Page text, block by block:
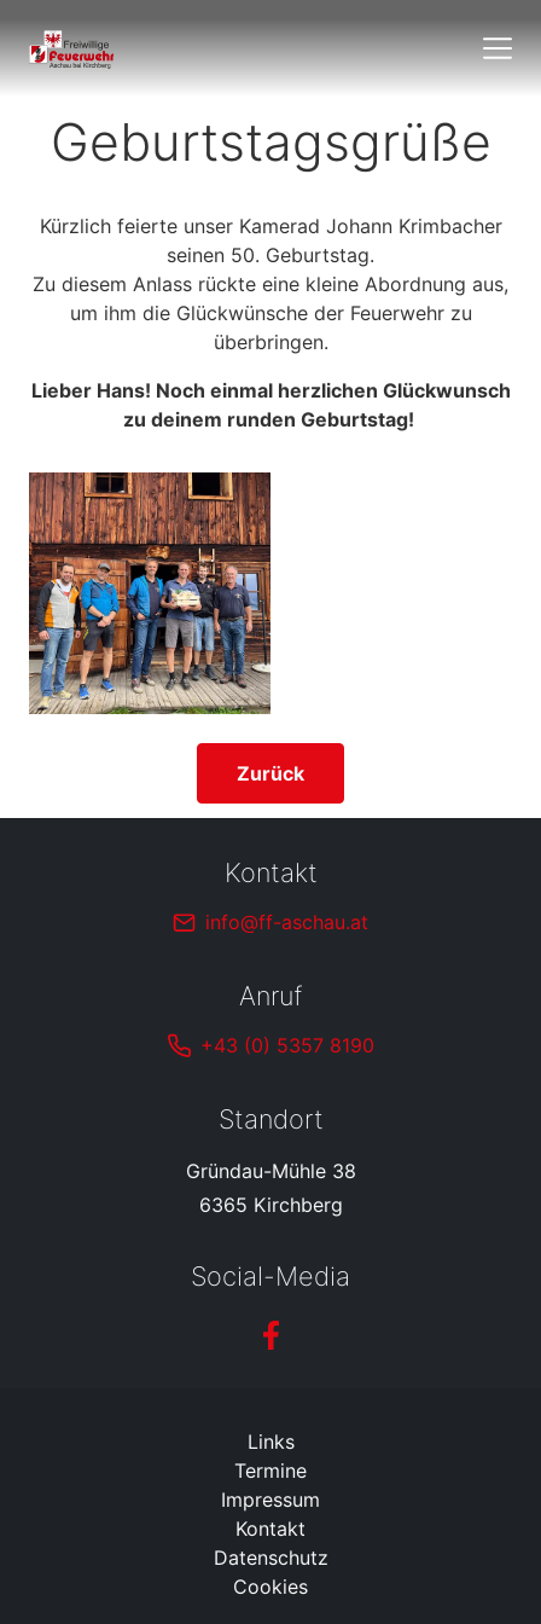
Geburtstagsgrüße
Kürzlich feierte unser Kamerad Johann Krimbacher
seinen 50. Geburtstag.
Zu diesem Anlass rückte eine kleine Abordnung aus,
um ihm die Glückwünsche der Feuerwehr zu
überbringen.
Lieber Hans! Noch einmal herzlichen Glückwunsch
zu deinem runden Geburtstag!
Zurück
Kontakt
info@ff-aschau.at
Anruf
+43 (0) 5357 8190
Standort
Gründau-Mühle 38
6365 Kirchberg
Social-Media
Links
Termine
Impressum
Kontakt
Datenschutz
Cookies